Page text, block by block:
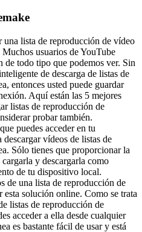
una lista de reproducción de vídeo
usuarios de YouTube
de todo tipo que podemos ver. Sin
de descarga de listas de
entonces usted puede guardar
Aquí están las 5 mejores
listas de reproducción de
probar también.
puedes acceder en tu
vídeos de listas de
Sólo tienes que proporcionar la
y descargarla como
de tu dispositivo local.
de una lista de reproducción de
solución online. Como se trata
listas de reproducción de
acceder a ella desde cualquier
es bastante fácil de usar y está